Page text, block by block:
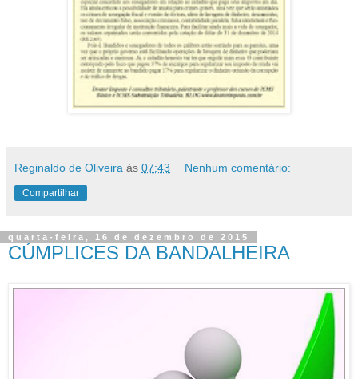
Reginaldo de Oliveira às 07:43 Nenhum comentário:
Compartilhar
quarta-feira, 16 de dezembro de 2015
CÚMPLICES DA BANDALHEIRA